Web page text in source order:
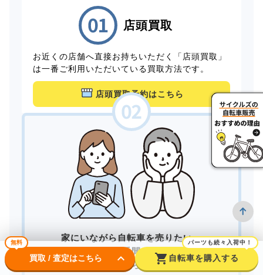
店頭買取
お近くの店舗へ直接お持ちいただく「店頭買取」
は一番ご利用いただいている買取方法です。
店頭買取予約はこちら
家にいながら自転車を売りたい。
できるだけ手間をかけずに
買取してもらいたい。
無料
買取 / 査定はこちら keyboard_arrow_down shopping_cart
パーツも続々入荷中！
自転車を購入する